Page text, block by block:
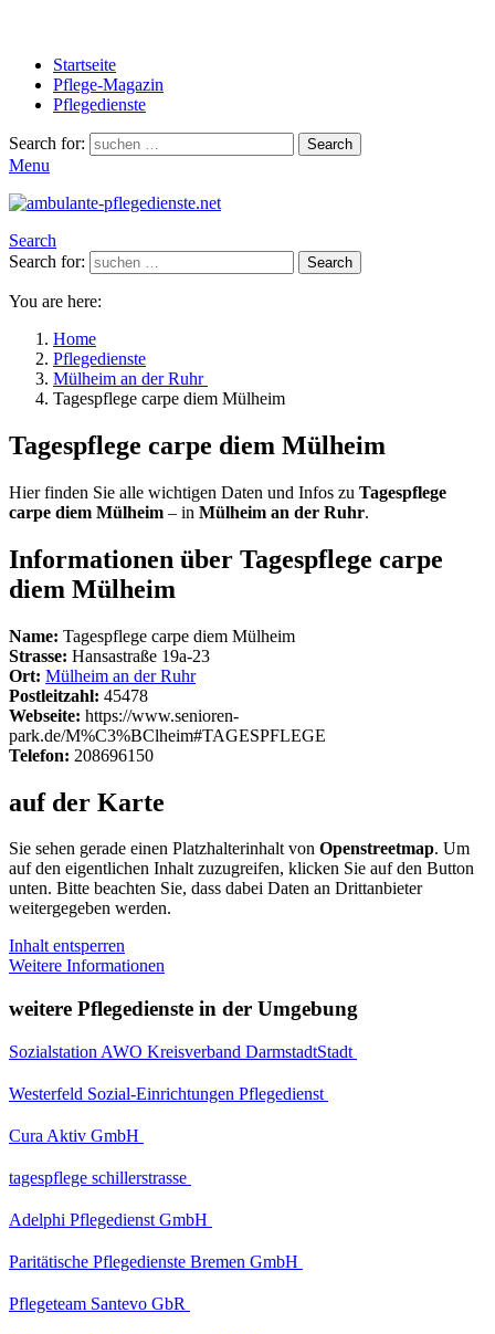
Startseite
Pflege-Magazin
Pflegedienste
Search for: Search
Menu
Search
Search for:
Search
You are here:
Home
Pflegedienste
Mülheim an der Ruhr
Tagespflege carpe diem Mülheim
Tagespflege carpe diem Mülheim
Hier finden Sie alle wichtigen Daten und Infos zu Tagespflege
carpe diem Mülheim – in Mülheim an der Ruhr.
Informationen über Tagespflege carpe
diem Mülheim
Name: Tagespflege carpe diem Mülheim
Strasse: Hansastraße 19a-23
Ort: Mülheim an der Ruhr
Postleitzahl: 45478
Webseite: https://www.senioren-
park.de/M%C3%BClheim#TAGESPFLEGE
Telefon: 208696150
auf der Karte
Sie sehen gerade einen Platzhalterinhalt von Openstreetmap. Um
auf den eigentlichen Inhalt zuzugreifen, klicken Sie auf den Button
unten. Bitte beachten Sie, dass dabei Daten an Drittanbieter
weitergegeben werden.
Inhalt entsperren
Weitere Informationen
weitere Pflegedienste in der Umgebung
Sozialstation AWO Kreisverband DarmstadtStadt
Westerfeld Sozial-Einrichtungen Pflegedienst
Cura Aktiv GmbH
tagespflege schillerstrasse
Adelphi Pflegedienst GmbH
Paritätische Pflegedienste Bremen GmbH
Pflegeteam Santevo GbR